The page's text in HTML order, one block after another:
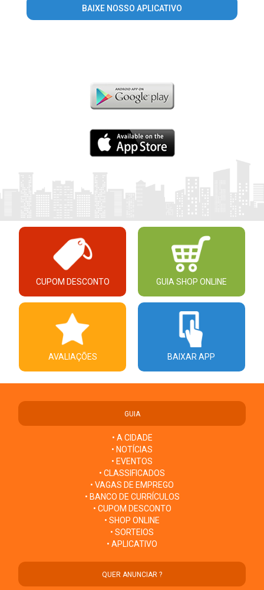
BAIXE NOSSO APLICATIVO
CUPOM DESCONTO GUIA SHOP ONLINE
AVALIAÇÕES BAIXAR APP
GUIA
• A CIDADE
• NOTÍCIAS
• EVENTOS
• CLASSIFICADOS
• VAGAS DE EMPREGO
• BANCO DE CURRÍCULOS
• CUPOM DESCONTO
• SHOP ONLINE
• SORTEIOS
• APLICATIVO
QUER ANUNCIAR ?